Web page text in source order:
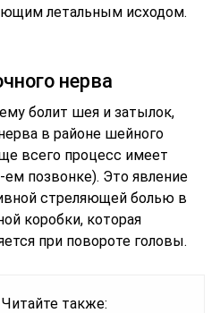
летальным исходом.
нерва
болит шея и затылок,
в районе шейного
всего процесс имеет
позвонке). Это явление
стреляющей болью в
коробки, которая
при повороте головы.
Читайте также: